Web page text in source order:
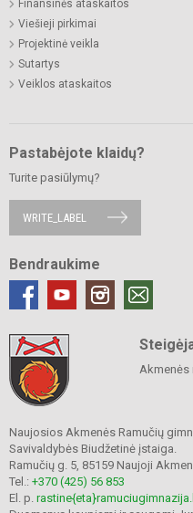
Finansinės ataskaitos
Viešieji pirkimai
Projektinė veikla
Sutartys
Veiklos ataskaitos
Pastabėjote klaidų?
Turite pasiūlymų?
WRITE_LABEL
Bendraukime
Akmenės
Naujosios Akmenės Ramučių
Savivaldybės Biudžetinė įstaiga.
Ramučių g. 5, 85159 Naujoji
Tel.: +370 (425) 56 853
El. p.